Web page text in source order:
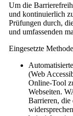
Um die
und kontinuierlich
Prüfungen durch,
und umfassenden
Eingesetzte
(Web
Online-Tool
Webseiten.
Barrieren,